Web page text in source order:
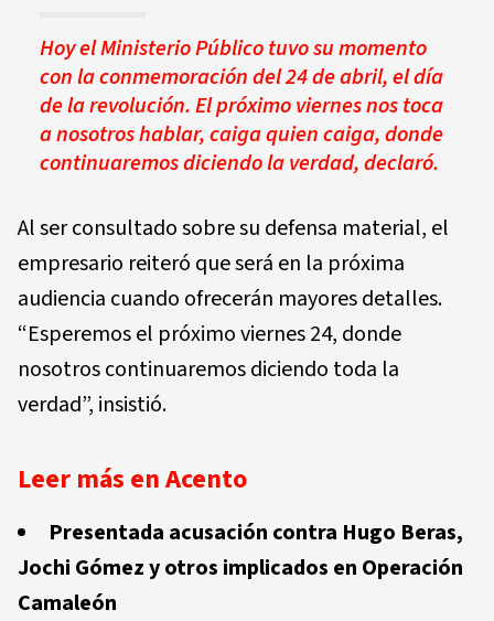
Hoy el Ministerio Público tuvo su momento
con la conmemoración del 24 de abril, el día
de la revolución. El próximo viernes nos toca
a nosotros hablar, caiga quien caiga, donde
continuaremos diciendo la verdad, declaró.
Al ser consultado sobre su defensa material, el
empresario reiteró que será en la próxima
audiencia cuando ofrecerán mayores detalles.
“Esperemos el próximo viernes 24, donde
nosotros continuaremos diciendo toda la
verdad”, insistió.
Leer más en Acento
Presentada acusación contra Hugo Beras,
Jochi Gómez y otros implicados en Operación
Camaleón